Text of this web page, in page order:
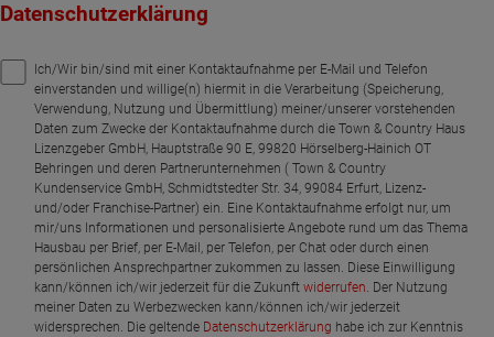
Datenschutzerklärung
Ich/Wir bin/sind mit einer Kontaktaufnahme per E-Mail und Telefon
einverstanden und willige(n) hiermit in die Verarbeitung (Speicherung,
Verwendung, Nutzung und Übermittlung) meiner/unserer vorstehenden
Daten zum Zwecke der Kontaktaufnahme durch die Town & Country Haus
Lizenzgeber GmbH, Hauptstraße 90 E, 99820 Hörselberg-Hainich OT
Behringen und deren Partnerunternehmen ( Town & Country
Kundenservice GmbH, Schmidtstedter Str. 34, 99084 Erfurt, Lizenz-
und/oder Franchise-Partner) ein. Eine Kontaktaufnahme erfolgt nur, um
mir/uns Informationen und personalisierte Angebote rund um das Thema
Hausbau per Brief, per E-Mail, per Telefon, per Chat oder durch einen
persönlichen Ansprechpartner zukommen zu lassen. Diese Einwilligung
kann/können ich/wir jederzeit für die Zukunftwiderrufen. Der Nutzung
meiner Daten zu Werbezwecken kann/können ich/wir jederzeit
widersprechen. Die geltende Datenschutzerklärung habe ich zur Kenntnis